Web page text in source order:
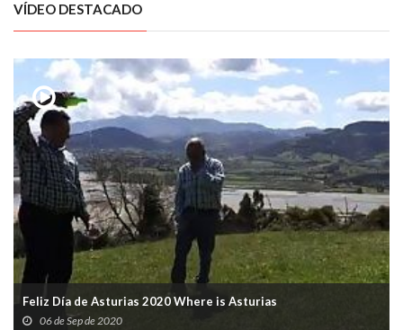
VÍDEO DESTACADO
Feliz Día de Asturias 2020 Where is Asturias
06 de Sep de 2020